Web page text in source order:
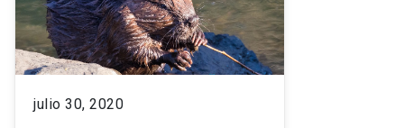
julio 30, 2020